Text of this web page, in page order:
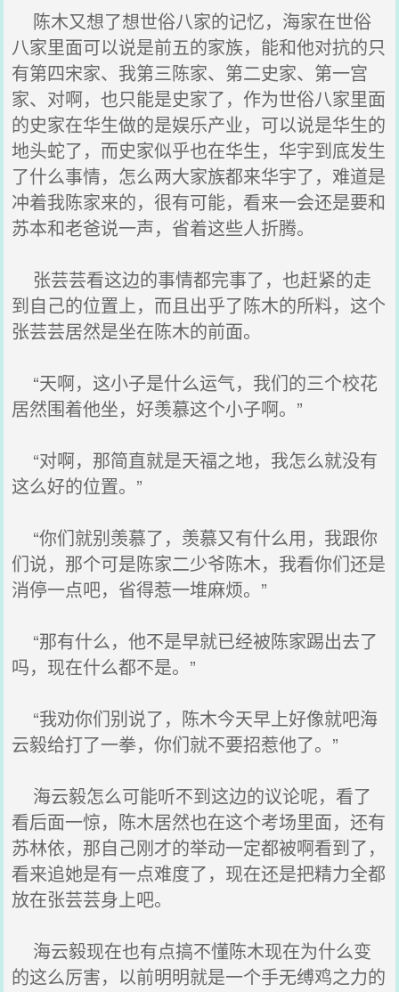
陈木又想了想世俗八家的记忆，海家在世俗
八家里面可以说是前五的家族，能和他对抗的只
有第四宋家、我第三陈家、第二史家、第一宫
家、对啊，也只能是史家了，作为世俗八家里面
的史家在华生做的是娱乐产业，可以说是华生的
地头蛇了，而史家似乎也在华生，华宇到底发生
了什么事情，怎么两大家族都来华宇了，难道是
冲着我陈家来的，很有可能，看来一会还是要和
苏本和老爸说一声，省着这些人折腾。
张芸芸看这边的事情都完事了，也赶紧的走
到自己的位置上，而且出乎了陈木的所料，这个
张芸芸居然是坐在陈木的前面。
“天啊，这小子是什么运气，我们的三个校花
居然围着他坐，好羡慕这个小子啊。”
“对啊，那简直就是天福之地，我怎么就没有
这么好的位置。”
“你们就别羡慕了，羡慕又有什么用，我跟你
们说，那个可是陈家二少爷陈木，我看你们还是
消停一点吧，省得惹一堆麻烦。”
“那有什么，他不是早就已经被陈家踢出去了
吗，现在什么都不是。”
“我劝你们别说了，陈木今天早上好像就吧海
云毅给打了一拳，你们就不要招惹他了。”
海云毅怎么可能听不到这边的议论呢，看了
看后面一惊，陈木居然也在这个考场里面，还有
苏林依，那自己刚才的举动一定都被啊看到了，
看来追她是有一点难度了，现在还是把精力全都
放在张芸芸身上吧。
海云毅现在也有点搞不懂陈木现在为什么变
的这么厉害，以前明明就是一个手无缚鸡之力的